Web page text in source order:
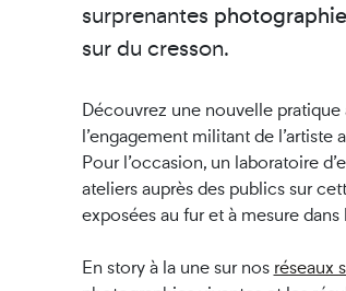
surprenantes
sur du cresson.
Découvrez une nouvelle
l’engagement militant de l’artiste
Pour l’occasion, un laboratoire
ateliers auprès des publics sur
exposées au fur et à mesure
En story à la une sur nos réseaux